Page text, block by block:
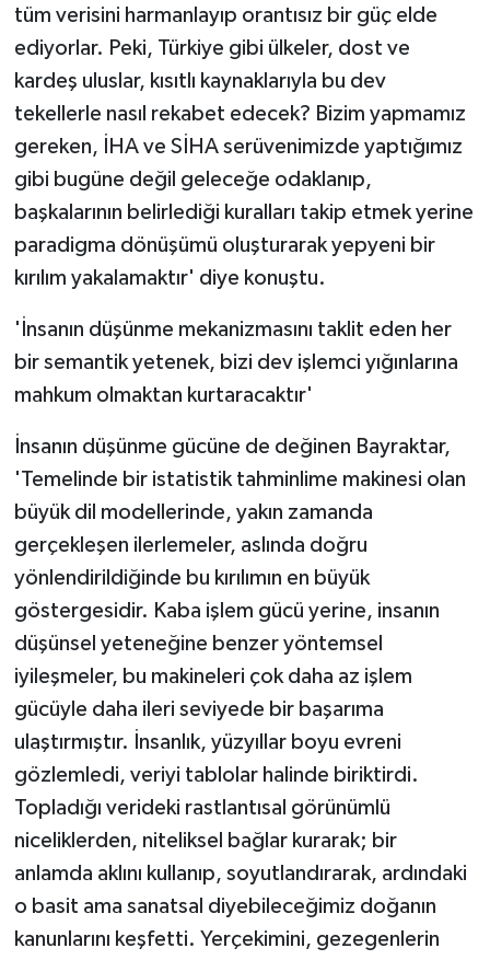
tüm verisini harmanlayıp orantısız bir güç elde
ediyorlar. Peki, Türkiye gibi ülkeler, dost ve
kardeş uluslar, kısıtlı kaynaklarıyla bu dev
tekellerle nasıl rekabet edecek? Bizim yapmamız
gereken, İHA ve SİHA serüvenimizde yaptığımız
gibi bugüne değil geleceğe odaklanıp,
başkalarının belirlediği kuralları takip etmek yerine
paradigma dönüşümü oluşturarak yepyeni bir
kırılım yakalamaktır' diye konuştu.
'İnsanın düşünme mekanizmasını taklit eden her
bir semantik yetenek, bizi dev işlemci yığınlarına
mahkum olmaktan kurtaracaktır'
İnsanın düşünme gücüne de değinen Bayraktar,
'Temelinde bir istatistik tahminlime makinesi olan
büyük dil modellerinde, yakın zamanda
gerçekleşen ilerlemeler, aslında doğru
yönlendirildiğinde bu kırılımın en büyük
göstergesidir. Kaba işlem gücü yerine, insanın
düşünsel yeteneğine benzer yöntemsel
iyileşmeler, bu makineleri çok daha az işlem
gücüyle daha ileri seviyede bir başarıma
ulaştırmıştır. İnsanlık, yüzyıllar boyu evreni
gözlemledi, veriyi tablolar halinde biriktirdi.
Topladığı verideki rastlantısal görünümlü
niceliklerden, niteliksel bağlar kurarak; bir
anlamda aklını kullanıp, soyutlandırarak, ardındaki
o basit ama sanatsal diyebileceğimiz doğanın
kanunlarını keşfetti. Yerçekimini, gezegenlerin